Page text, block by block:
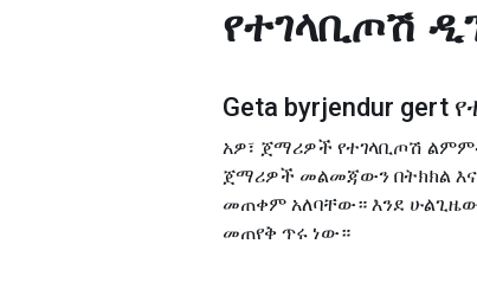
የተገላቢጦሽ
Geta byrjendur gert
አዎ፣ ጀማሪዎች የተገላቢጦሽ
ጀማሪዎች መልመጃውን በትክክል እና
መጠቀም አለባቸው። እንደ
መጠየቅ ጥሩ ነው።